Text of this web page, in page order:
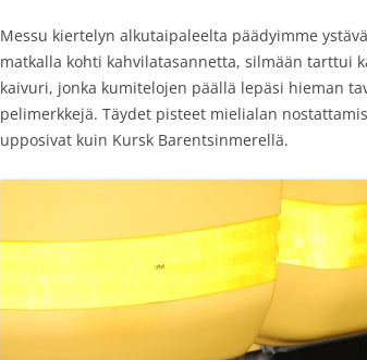
Messu kiertelyn alkutaipaleelta päädyimme
matkalla kohti kahvilatasannetta, silmään tarttui
kaivuri, jonka kumitelojen päällä lepäsi hieman
pelimerkkejä. Täydet pisteet mielialan
upposivat kuin Kursk Barentsinmerellä.